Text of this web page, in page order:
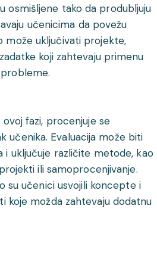
osmišljene tako da produbljuju
učenicima da povežu
može uključivati projekte,
koji zahtevaju primenu
ovoj fazi, procenjuje se
učenika. Evaluacija može biti
i uključuje različite metode, kao
ili samoprocenjivanje.
su učenici usvojili koncepte i
koje možda zahtevaju dodatnu